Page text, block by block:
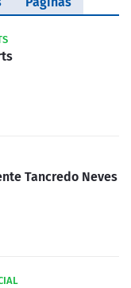
Tancredo Neves